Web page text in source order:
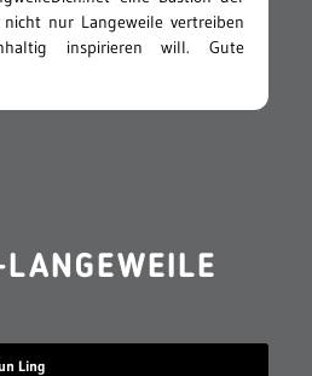
nur Langeweile vertreiben
inspirieren will. Gute
Ling